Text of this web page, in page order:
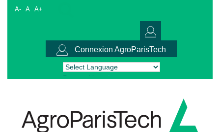
A- A A+
Connexion AgroParisTech
Powered by Translate